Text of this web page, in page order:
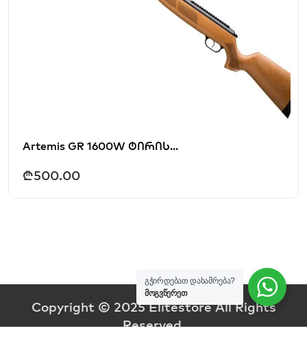
Artemis GR 1600W ტირის...
₾500.00
Copyright © 2025 Elitestore All Rights
Reserved.
გჭირდებათ დახამრება?
მოგვწერეთ